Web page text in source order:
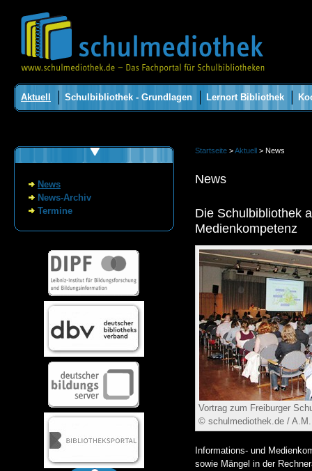
Aktuell Schulbibliothek - Grundlagen Lernort Bibliothek
News
News-Archiv
Termine
Startseite >Aktuell > News
News
Die Schulbibliothek
Medienkompetenz
Vortrag zum Freiburger
© schulmediothek.de / A.M.
Informations- und
sowie Mängel in der